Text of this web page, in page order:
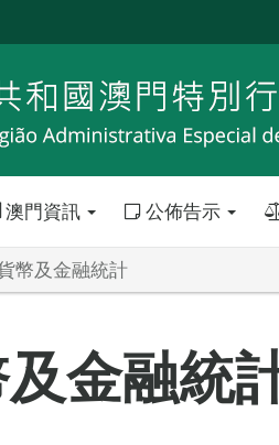
澳門資訊 公佈告示
幣及金融統計
金融統